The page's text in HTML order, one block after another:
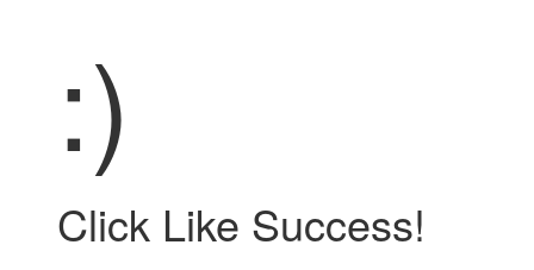
:)
Click Like Success!